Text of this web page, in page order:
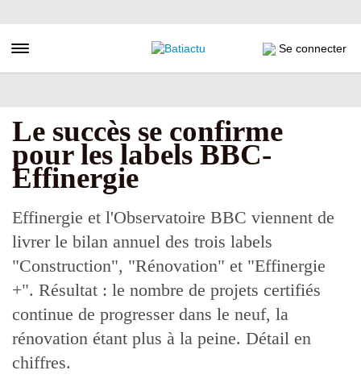
au
principal
Toggle navigation Se connecter
Le succès se confirme
pour les labels BBC-
Effinergie
Effinergie et l'Observatoire BBC viennent de
livrer le bilan annuel des trois labels
"Construction", "Rénovation" et "Effinergie
+". Résultat : le nombre de projets certifiés
continue de progresser dans le neuf, la
rénovation étant plus à la peine. Détail en
chiffres.